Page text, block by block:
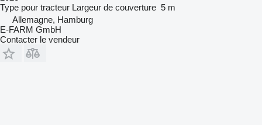
Type pour tracteur Largeur de couverture 5 m
Allemagne, Hamburg
E-FARM GmbH
Contacter le vendeur